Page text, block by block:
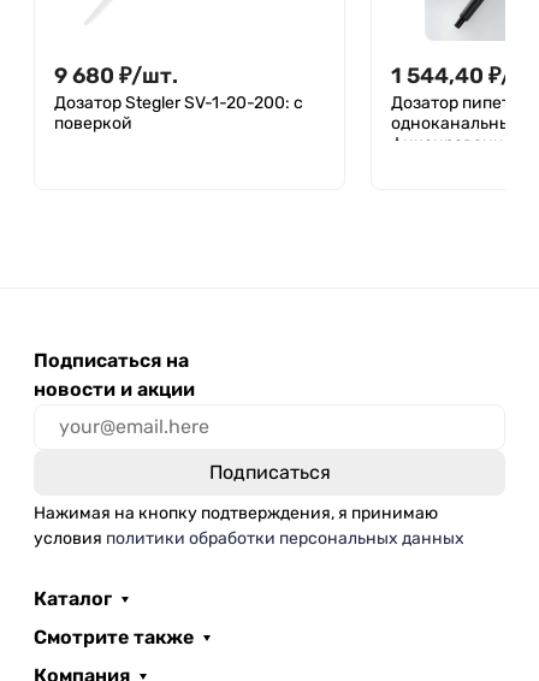
9 680 ₽/шт.
Дозатор Stegler SV-1-20-200: с
поверкой
1 544,40 ₽/
Дозатор
одноканальный,
фиксированный
Подписаться на
новости и акции
Нажимая на кнопку подтверждения, я принимаю
условия политики обработки персональных данных
Каталог
Смотрите также
Компания